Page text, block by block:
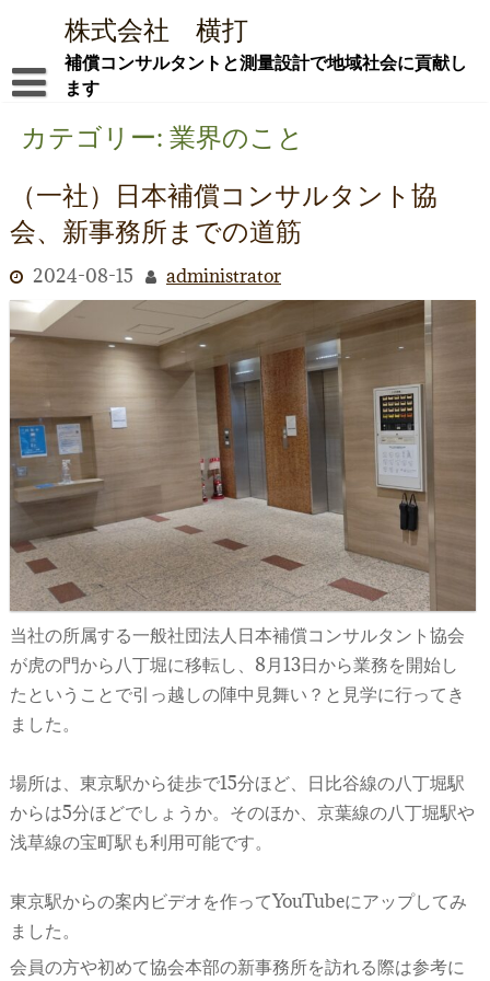
株式会社 横打
補償コンサルタントと測量設計で地域社会に貢献し
ます
ごあいさつ ―新社屋でともに社会貢献を―
社屋紹介
業務内容
i-Con
採用情報
お問合せ
ブログ
日本のこと
地域のこと
業界のこと
会社のこと
おいしいこと
未分類
カテゴリー: 業界のこと
（一社）日本補償コンサルタント協
会、新事務所までの道筋
2024-08-15 administrator
当社の所属する一般社団法人日本補償コンサルタント協会
が虎の門から八丁堀に移転し、8月13日から業務を開始し
たということで引っ越しの陣中見舞い？と見学に行ってき
ました。
場所は、東京駅から徒歩で15分ほど、日比谷線の八丁堀駅
からは5分ほどでしょうか。そのほか、京葉線の八丁堀駅や
浅草線の宝町駅も利用可能です。
東京駅からの案内ビデオを作ってYouTubeにアップしてみ
ました。
会員の方や初めて協会本部の新事務所を訪れる際は参考に